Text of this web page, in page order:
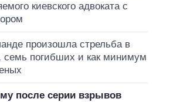
киевского адвоката с
произошла стрельба в
семь погибших и как минимум
после серии взрывов